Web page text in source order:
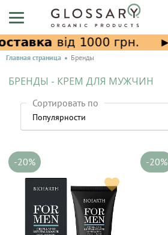
Главная страница Бренды
БРЕНДЫ - КРЕМ ДЛЯ МУЖЧИН
Сортировать по
-20% -20%